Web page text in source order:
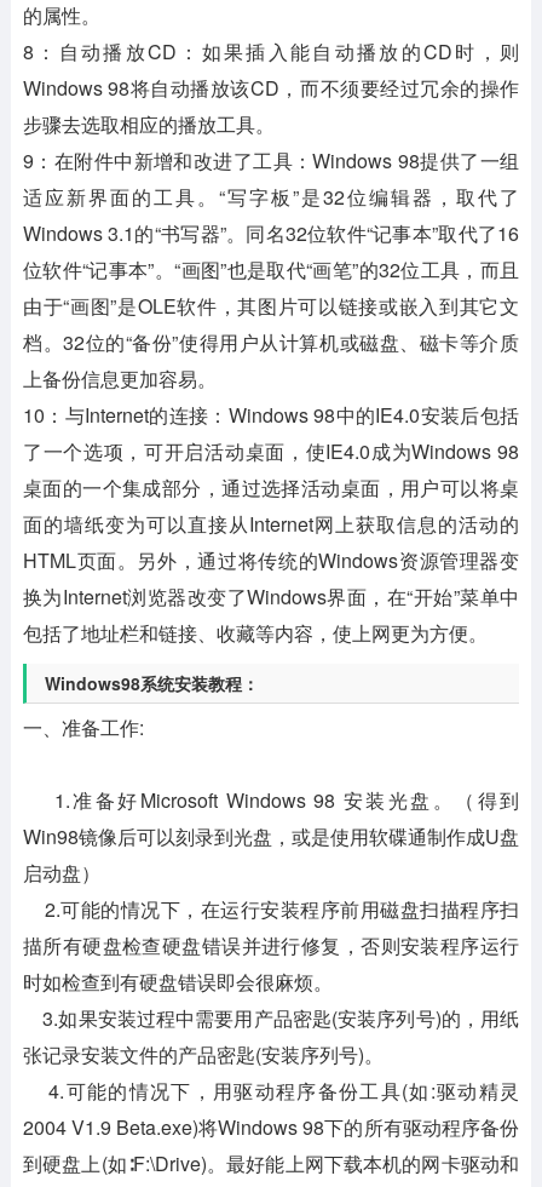
的属性。
8：自动播放CD：如果插入能自动播放的CD时，则
Windows 98将自动播放该CD，而不须要经过冗余的操作
步骤去选取相应的播放工具。
9：在附件中新增和改进了工具：Windows 98提供了一组
适应新界面的工具。“写字板”是32位编辑器，取代了
Windows 3.1的“书写器”。同名32位软件“记事本”取代了16
位软件“记事本”。“画图”也是取代“画笔”的32位工具，而且
由于“画图”是OLE软件，其图片可以链接或嵌入到其它文
档。32位的“备份”使得用户从计算机或磁盘、磁卡等介质
上备份信息更加容易。
10：与Internet的连接：Windows 98中的IE4.0安装后包括
了一个选项，可开启活动桌面，使IE4.0成为Windows 98
桌面的一个集成部分，通过选择活动桌面，用户可以将桌
面的墙纸变为可以直接从Internet网上获取信息的活动的
HTML页面。另外，通过将传统的Windows资源管理器变
换为Internet浏览器改变了Windows界面，在“开始”菜单中
包括了地址栏和链接、收藏等内容，使上网更为方便。
Windows98系统安装教程：
一、准备工作:
1.准备好Microsoft Windows 98 安装光盘。（得到
Win98镜像后可以刻录到光盘，或是使用软碟通制作成U盘
启动盘）
2.可能的情况下，在运行安装程序前用磁盘扫描程序扫
描所有硬盘检查硬盘错误并进行修复，否则安装程序运行
时如检查到有硬盘错误即会很麻烦。
3.如果安装过程中需要用产品密匙(安装序列号)的，用纸
张记录安装文件的产品密匙(安装序列号)。
4.可能的情况下，用驱动程序备份工具(如:驱动精灵
2004 V1.9 Beta.exe)将Windows 98下的所有驱动程序备份
到硬盘上(如∶F:\Drive)。最好能上网下载本机的网卡驱动和